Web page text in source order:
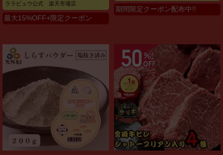
ララビュウ公式 楽天市場店
最大15%OFF+限定クーポン
期間限定クーポン配布中!!